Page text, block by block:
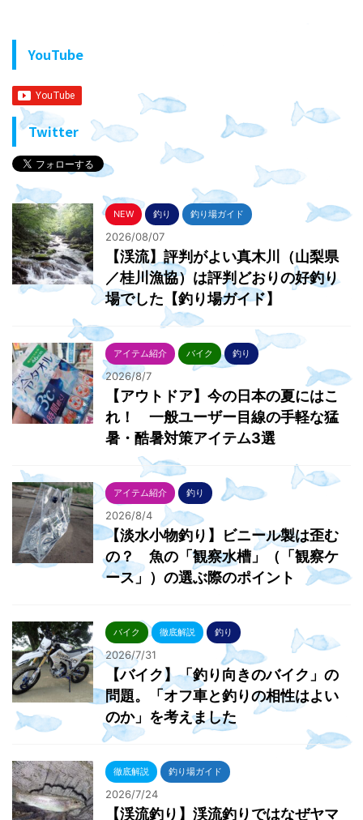
YouTube
Twitter
NEW 釣り 釣り場ガイド
2026/08/07
【渓流】評判がよい真木川（山梨県
／桂川漁協）は評判どおりの好釣り
場でした【釣り場ガイド】
アイテム紹介 バイク 釣り
2026/8/7
【アウトドア】今の日本の夏にはこ
れ！ 一般ユーザー目線の手軽な猛
暑・酷暑対策アイテム3選
アイテム紹介 釣り
2026/8/4
【淡水小物釣り】ビニール製は歪む
の？ 魚の「観察水槽」（「観察ケ
ース」）の選ぶ際のポイント
バイク 徹底解説 釣り
2026/7/31
【バイク】「釣り向きのバイク」の
問題。「オフ車と釣りの相性はよい
のか」を考えました
徹底解説 釣り場ガイド
2026/7/24
【渓流釣り】渓流釣りではなぜヤマ